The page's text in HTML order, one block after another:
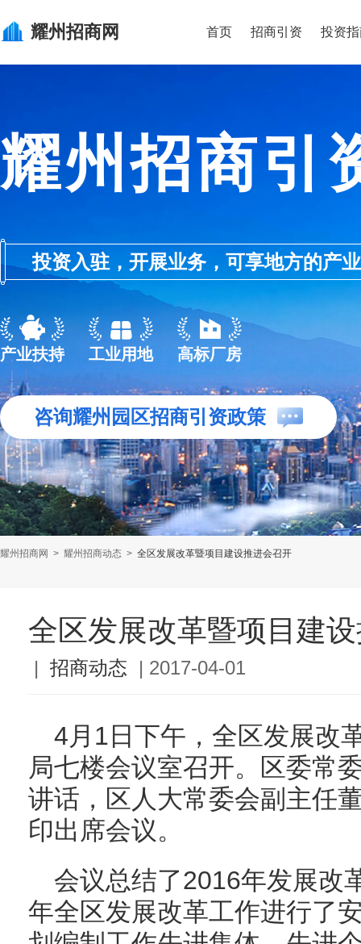
耀州招商网 首页 招商引资 投资
耀州招商引
投资入驻，开展业务，可享地方的产
产业扶持 工业用地 高标厂房
咨询耀州园区招商引资政策
耀州招商网 > 耀州招商动态 > 全区发展改革暨项目建设推进会召开
全区发展改革暨项目建
| 招商动态 | 2017-04-01
4月1日下午，全区发展改
局七楼会议室召开。区委常
讲话，区人大常委会副主任
印出席会议。
会议总结了2016年发展改
年全区发展改革工作进行了